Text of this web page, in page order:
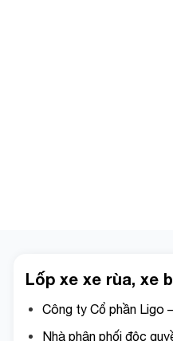
Lốp xe xe rùa, xe
Công ty Cổ phần Ligo
Nhà phân phối độc